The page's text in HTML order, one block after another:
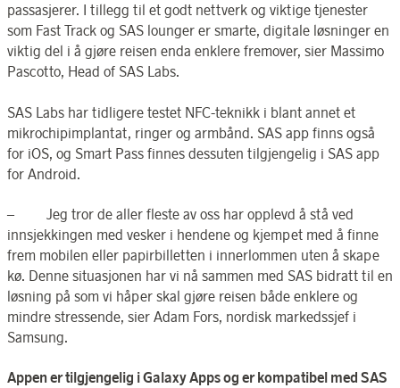
passasjerer. I tillegg til et godt nettverk og viktige tjenester
som Fast Track og SAS lounger er smarte, digitale løsninger en
viktig del i å gjøre reisen enda enklere fremover, sier Massimo
Pascotto, Head of SAS Labs.
SAS Labs har tidligere testet NFC-teknikk i blant annet et
mikrochipimplantat, ringer og armbånd. SAS app finns også
for iOS, og Smart Pass finnes dessuten tilgjengelig i SAS app
for Android.
– Jeg tror de aller fleste av oss har opplevd å stå ved
innsjekkingen med vesker i hendene og kjempet med å finne
frem mobilen eller papirbilletten i innerlommen uten å skape
kø. Denne situasjonen har vi nå sammen med SAS bidratt til en
løsning på som vi håper skal gjøre reisen både enklere og
mindre stressende, sier Adam Fors, nordisk markedssjef i
Samsung.
Appen er tilgjengelig i Galaxy Apps og er kompatibel med SAS